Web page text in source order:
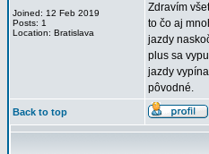
Joined: 12 Feb 2019
Posts: 1
Location: Bratislava
Zdravím
to čo aj
jazdy
plus sa
jazdy
pôvodné.
Back to top